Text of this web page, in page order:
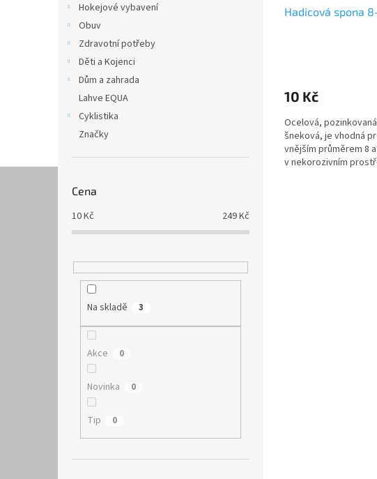
Hokejové vybavení
Obuv
Zdravotní potřeby
Děti a Kojenci
Dům a zahrada
Lahve EQUA
Cyklistika
Značky
Cena
10Kč 249Kč
Na skladě 3
Akce 0
Novinka 0
Tip 0
Hadicová spona
10 Kč
Ocelová,
šneková, je vhodná
vnějším průměrem 8
v nekorozivním